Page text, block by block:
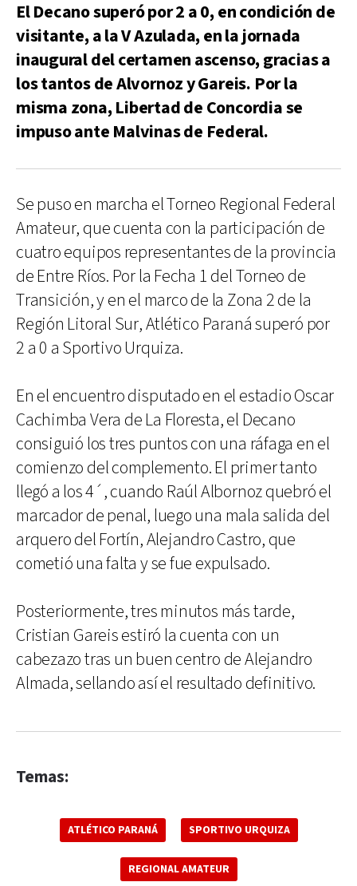
El Decano superó por 2 a 0, en condición de
visitante, a la V Azulada, en la jornada
inaugural del certamen ascenso, gracias a
los tantos de Alvornoz y Gareis. Por la
misma zona, Libertad de Concordia se
impuso ante Malvinas de Federal.
Se puso en marcha el Torneo Regional Federal
Amateur, que cuenta con la participación de
cuatro equipos representantes de la provincia
de Entre Ríos. Por la Fecha 1 del Torneo de
Transición, y en el marco de la Zona 2 de la
Región Litoral Sur, Atlético Paraná superó por
2 a 0 a Sportivo Urquiza.
En el encuentro disputado en el estadio Oscar
Cachimba Vera de La Floresta, el Decano
consiguió los tres puntos con una ráfaga en el
comienzo del complemento. El primer tanto
llegó a los 4´, cuando Raúl Albornoz quebró el
marcador de penal, luego una mala salida del
arquero del Fortín, Alejandro Castro, que
cometió una falta y se fue expulsado.
Posteriormente, tres minutos más tarde,
Cristian Gareis estiró la cuenta con un
cabezazo tras un buen centro de Alejandro
Almada, sellando así el resultado definitivo.
Temas:
ATLÉTICO PARANÁ SPORTIVO URQUIZA
REGIONAL AMATEUR